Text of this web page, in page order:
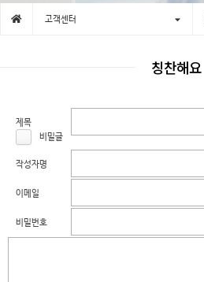
고객센터
칭찬해요
제목
비밀글
작성자명
이메일
비밀번호